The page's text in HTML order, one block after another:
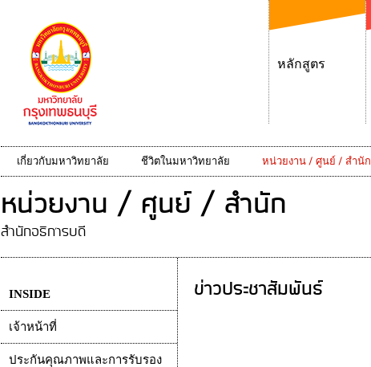
หลักสูตร
เกี่ยวกับมหาวิทยาลัย ชีวิตในมหาวิทยาลัย หน่วยงาน / ศูนย์ / สำนัก
หน่วยงาน / ศูนย์ / สำนัก
สำนักอธิการบดี
ข่าวประชาสัมพันธ์
INSIDE
เจ้าหน้าที่
ประกันคุณภาพและการรับรอง